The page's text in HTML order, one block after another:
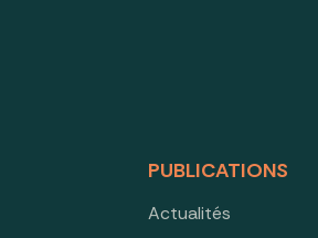
PUBLICATIONS
Actualités